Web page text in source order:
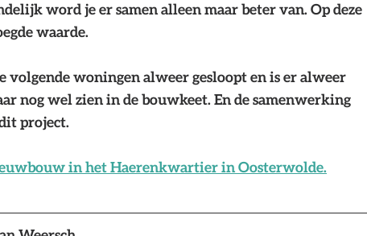
word je er samen alleen maar beter van. Op deze
waarde.
volgende woningen alweer gesloopt en is er alweer
nog wel zien in de bouwkeet. En de samenwerking
project.
in het Haerenkwartier in Oosterwolde.